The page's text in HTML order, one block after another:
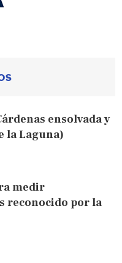
ensolvada y
la Laguna)
medir
reconocido por la